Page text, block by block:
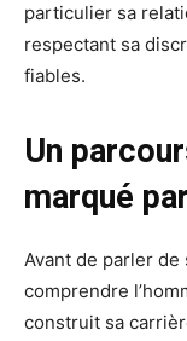
particulier sa
respectant sa
fiables.
Un
marqué
Avant de parler
comprendre
construit sa